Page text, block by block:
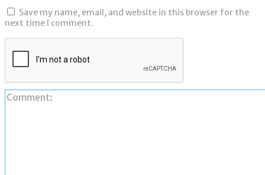
Save my name, email, and website in this browser for the
next time I comment.